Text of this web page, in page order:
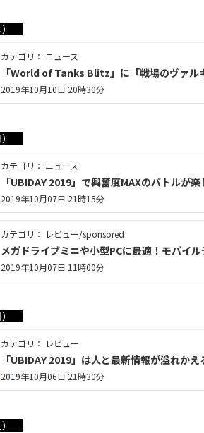
カテゴリ： ニュース
「World of Tanks Blitz」に「戦場のヴァル
2019年10月10日 20時30分
カテゴリ： ニュース
「UBIDAY 2019」で興奮度MAXのバトルが
2019年10月07日 21時15分
カテゴリ： レビュー/sponsored
メガドライブミニや小型PCに最適！モバイ
2019年10月07日 11時00分
カテゴリ： レビュー
「UBIDAY 2019」は人と最新情報が溢れか
2019年10月06日 21時30分